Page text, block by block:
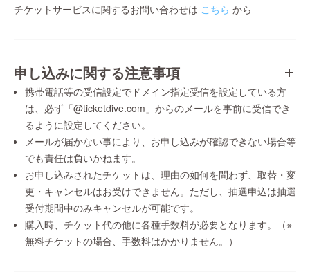
チケットサービスに関するお問い合わせは こちら から
申し込みに関する注意事項
携帯電話等の受信設定でドメイン指定受信を設定している方
は、必ず「@ticketdive.com」からのメールを事前に受信でき
るように設定してください。
メールが届かない事により、お申し込みが確認できない場合等
でも責任は負いかねます。
お申し込みされたチケットは、理由の如何を問わず、取替・変
更・キャンセルはお受けできません。ただし、抽選申込は抽選
受付期間中のみキャンセルが可能です。
購入時、チケット代の他に各種手数料が必要となります。（※
無料チケットの場合、手数料はかかりません。）